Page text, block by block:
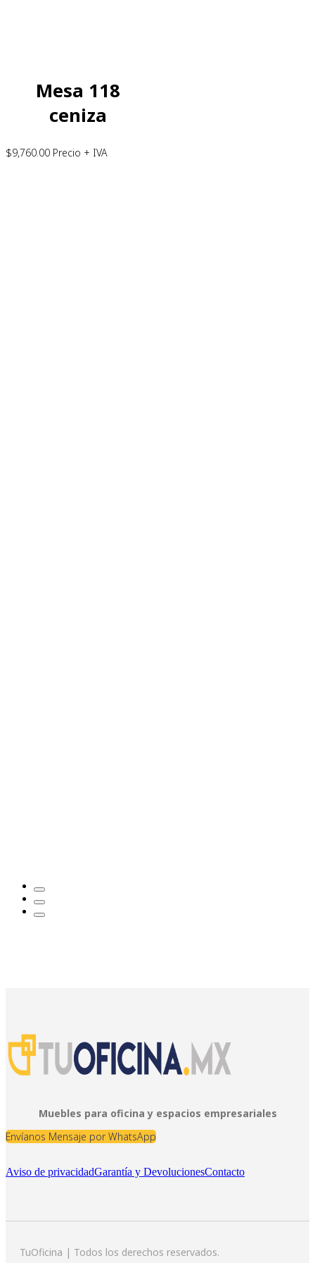
Mesa 118
ceniza
$9,760.00 Precio + IVA
Muebles para oficina y espacios empresariales
Envíanos Mensaje por WhatsApp
Aviso de privacidadGarantía y DevolucionesContacto
TuOficina | Todos los derechos reservados.